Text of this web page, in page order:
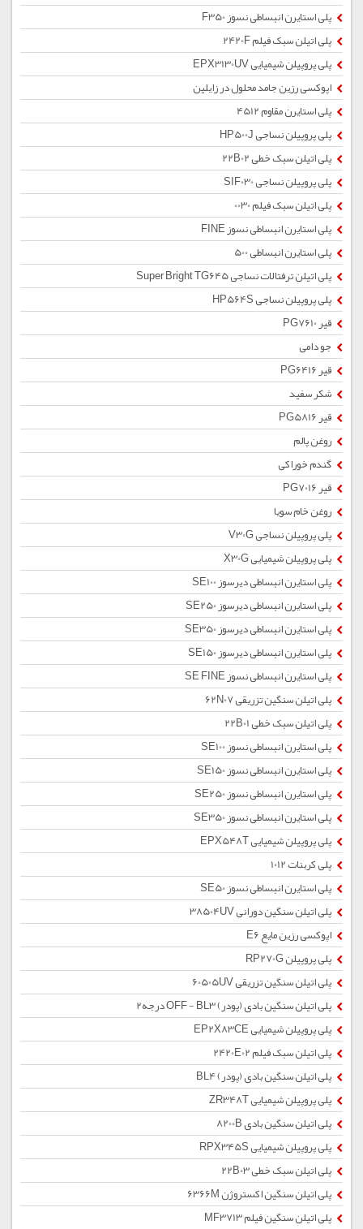
پلی استایرن انبساطی نسوز F350
پلی اتیلن سبک فیلم 2420F
پلی پروپیلن شیمیایی EPX3130UV
اپوکسی رزین جامد محلول در زایلین
پلی استایرن مقاوم 4512
پلی پروپیلن نساجی HP500J
پلی اتیلن سبک خطی 22B02
پلی پروپیلن نساجی SIF030
پلی اتیلن سبک فیلم 0030
پلی استایرن انبساطی نسوز FINE
پلی استایرن انبساطی 500
پلی اتیلن ترفتالات نساجی Super Bright TG645
پلی پروپیلن نساجی HP564S
قیر PG7610
جو دامی
قیر PG6416
شکر سفید
قیر PG5816
روغن پالم
گندم خوراکی
قیر PG7016
روغن خام سویا
پلی پروپیلن نساجی V30G
پلی پروپیلن شیمیایی X30G
پلی استایرن انبساطی دیرسوز SE100
پلی استایرن انبساطی دیرسوز SE250
پلی استایرن انبساطی دیرسوز SE350
پلی استایرن انبساطی دیرسوز SE150
پلی استایرن انبساطی نسوز SE FINE
پلی اتیلن سنگین تزریقی 62N07
پلی اتیلن سبک خطی 22B01
پلی استایرن انبساطی نسوز SE100
پلی استایرن انبساطی نسوز SE150
پلی استایرن انبساطی نسوز SE250
پلی استایرن انبساطی نسوز SE350
پلی پروپیلن شیمیایی EPX548T
پلی کربنات 1012
پلی استایرن انبساطی نسوز SE50
پلی اتیلن سنگین دورانی 38504UV
اپوکسی رزین مایع E6
پلی پروپیلن RP270G
پلی اتیلن سنگین تزریقی 60505UV
پلی اتیلن سنگین بادی (پودر) OFF - BL3 درجه2
پلی پروپیلن شیمیایی EP2X83CE
پلی اتیلن سبک فیلم 2420E02
پلی اتیلن سنگین بادی (پودر) BL4
پلی پروپیلن شیمیایی ZR348T
پلی اتیلن سنگین بادی 8200B
پلی پروپیلن شیمیایی RPX345S
پلی اتیلن سبک خطی 22B03
پلی اتیلن سنگین اکستروژن 6366M
پلی اتیلن سنگین فیلم MF3713